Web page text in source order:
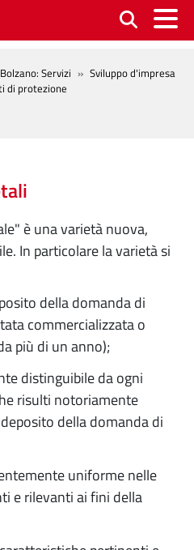
Servizi
Sviluppo d'impresa
di protezione
è una varietà nuova,
In particolare la varietà si
della domanda di
commercializzata o
più di un anno);
distinguibile da ogni
risulti notoriamente
della domanda di
uniforme nelle
e rilevanti ai fini della